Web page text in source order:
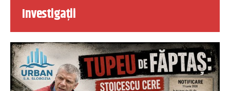
Investigații